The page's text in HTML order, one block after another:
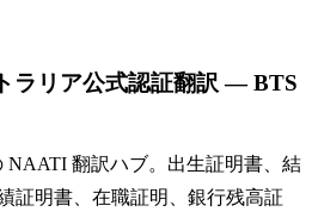
ラリア公式認証翻訳 — BTS
NAATI 翻訳ハブ。出生証明書、結
証明書、在職証明、銀行残高証